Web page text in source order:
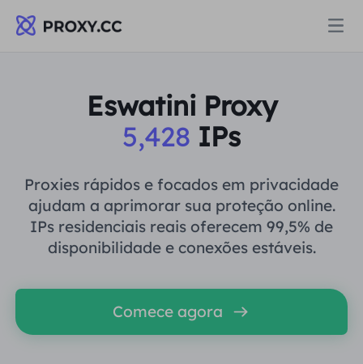
PROCURAÇÃO RESIDENCIAL
Proxy residencial estático
Proxy Residencial Ilimitado
PROCURAÇÃO RESIDENCIAL
Procuração Residencial $0.8/GB
Proxy residencial estático $0.28/IP/Dia
Data for AI
POR CASO DE USO
Recursos
Eswatini Proxy
5,428 IPs
Proxies rápidos e focados em privacidade
ajudam a aprimorar sua proteção online.
IPs residenciais reais oferecem 99,5% de
disponibilidade e conexões estáveis.
Comece agora